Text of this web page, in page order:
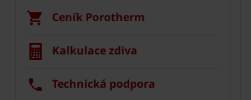
Ceník Porotherm
Kalkulace zdiva
Technická podpora